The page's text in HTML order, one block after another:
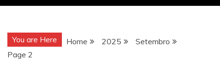
You are Here Home 2025
Setembro
Page 2